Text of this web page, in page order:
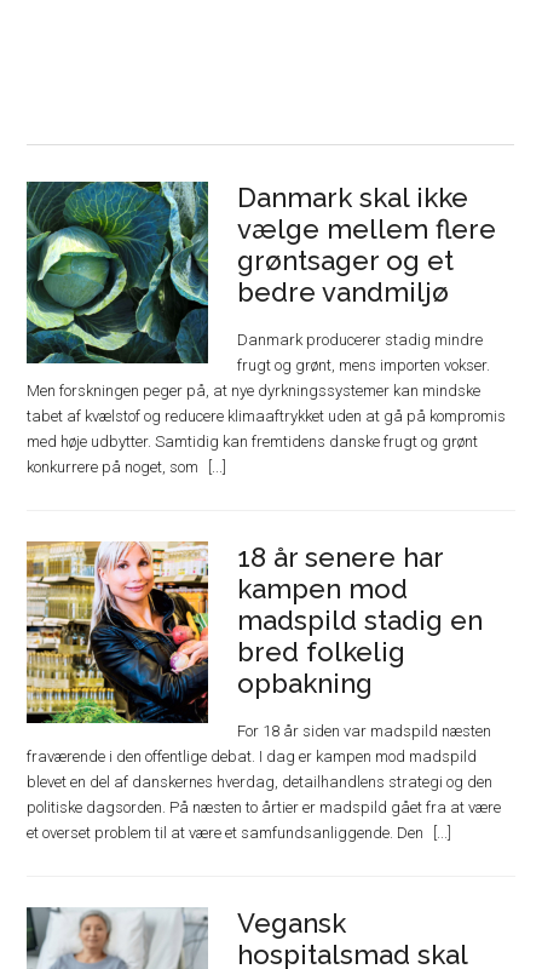
Danmark skal ikke
vælge mellem flere
grøntsager og et
bedre vandmiljø
Danmark producerer stadig mindre
frugt og grønt, mens importen vokser.
Men forskningen peger på, at nye dyrkningssystemer kan mindske
tabet af kvælstof og reducere klimaaftrykket uden at gå på kompromis
med høje udbytter. Samtidig kan fremtidens danske frugt og grønt
konkurrere på noget, som
18 år senere har
kampen mod
madspild stadig en
bred folkelig
opbakning
For 18 år siden var madspild næsten
fraværende i den offentlige debat. I dag er kampen mod madspild
blevet en del af danskernes hverdag, detailhandlens strategi og den
politiske dagsorden. På næsten to årtier er madspild gået fra at være
et overset problem til at være et samfundsanliggende. Den
Vegansk
hospitalsmad skal